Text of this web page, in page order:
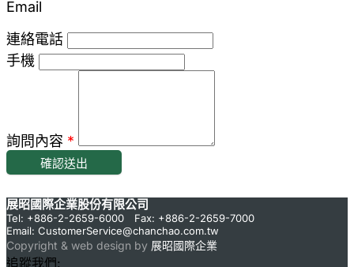
Email
連絡電話
手機
詢問內容 *
確認送出
展昭國際企業股份有限公司
Tel: +886-2-2659-6000 Fax: +886-2-2659-7000
Email: CustomerService@chanchao.com.tw
Copyright & web design by 展昭國際企業
追蹤我們: